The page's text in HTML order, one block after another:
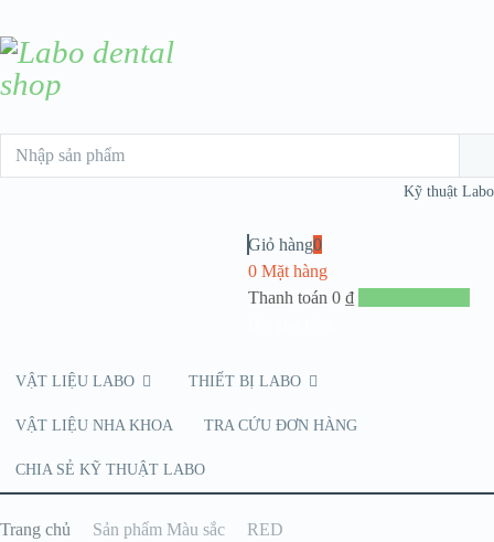
Kỹ thuật Labo
Giỏ hàng0
0 Mặt hàng
Thanh toán 0 ₫
VẬT LIỆU LABO THIẾT BỊ LABO
VẬT LIỆU NHA KHOA TRA CỨU ĐƠN HÀNG
CHIA SẺ KỸ THUẬT LABO
Trang chủ Sản phẩm Màu sắc RED